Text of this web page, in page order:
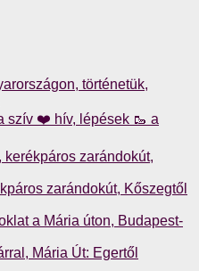
történetük,
szív ❤️ hív, lépések 🥾 a
kerékpáros zarándokút,
zarándokút, Kőszegtől
a Mária úton, Budapest-
Mária Út: Egertől